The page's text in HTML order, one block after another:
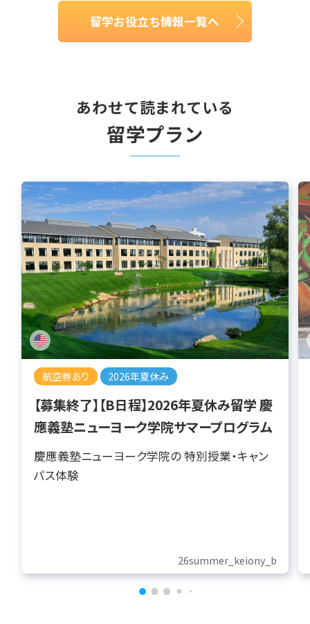
留学お役立ち情報一覧へ
あわせて読まれている
留学プラン
航空券あり 2026年夏休み
【募集終了】【B日程】2026年夏休み留学 慶
應義塾ニューヨーク学院サマープログラム
慶應義塾ニューヨーク学院の 特別授業・キャン
パス体験
26summer_keiony_b